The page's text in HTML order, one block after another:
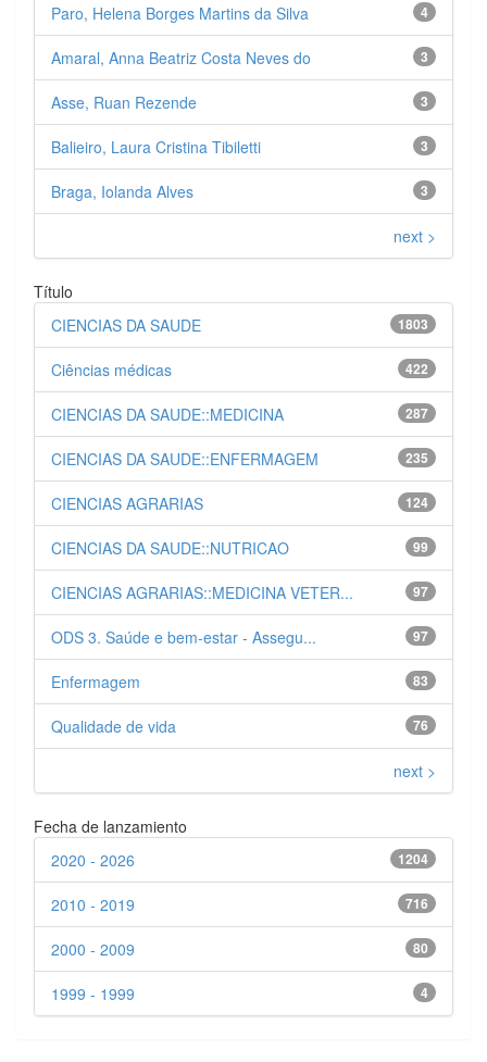
4
Paro, Helena Borges Martins da Silva
3
Amaral, Anna Beatriz Costa Neves do
3
Asse, Ruan Rezende
3
Balieiro, Laura Cristina Tibiletti
3
Braga, Iolanda Alves
next >
Título
1803
CIENCIAS DA SAUDE
422
Ciências médicas
287
CIENCIAS DA SAUDE::MEDICINA
235
CIENCIAS DA SAUDE::ENFERMAGEM
124
CIENCIAS AGRARIAS
99
CIENCIAS DA SAUDE::NUTRICAO
97
CIENCIAS AGRARIAS::MEDICINA VETER...
97
ODS 3. Saúde e bem-estar - Assegu...
83
Enfermagem
76
Qualidade de vida
next >
Fecha de lanzamiento
1204
2020 - 2026
716
2010 - 2019
80
2000 - 2009
4
1999 - 1999